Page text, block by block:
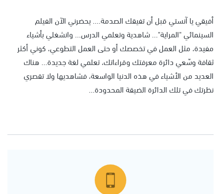
أفيقي يا آنستي قبل أن تفيقك الصدمة.... يحضرني الآن الفيلم
السينمائي "المراية"... شاهدية وتعلمي الدرس... وانشغلي بأشياء
مفيدة، مثل العمل في تخصصك أو حتى العمل التطوعي، كوني أكثر
ثقافة وسّعي دائرة معرفتك وقراءاتك، تعلمي لغة جديدة... هناك
العديد من الأشياء في هذه الدنيا الواسعة، فشاهديها ولا تقصري
نظرتك في تلك الدائرة الضيقة المحدودة...